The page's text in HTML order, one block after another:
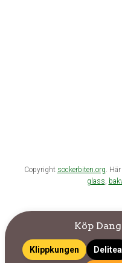
Köp
Klippkungen Delitea
Copyright sockerbiten.org.
glass,